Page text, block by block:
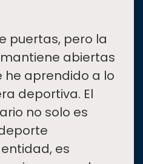
puertas, pero la
abiertas
he aprendido a lo
deportiva. El
no solo es
es